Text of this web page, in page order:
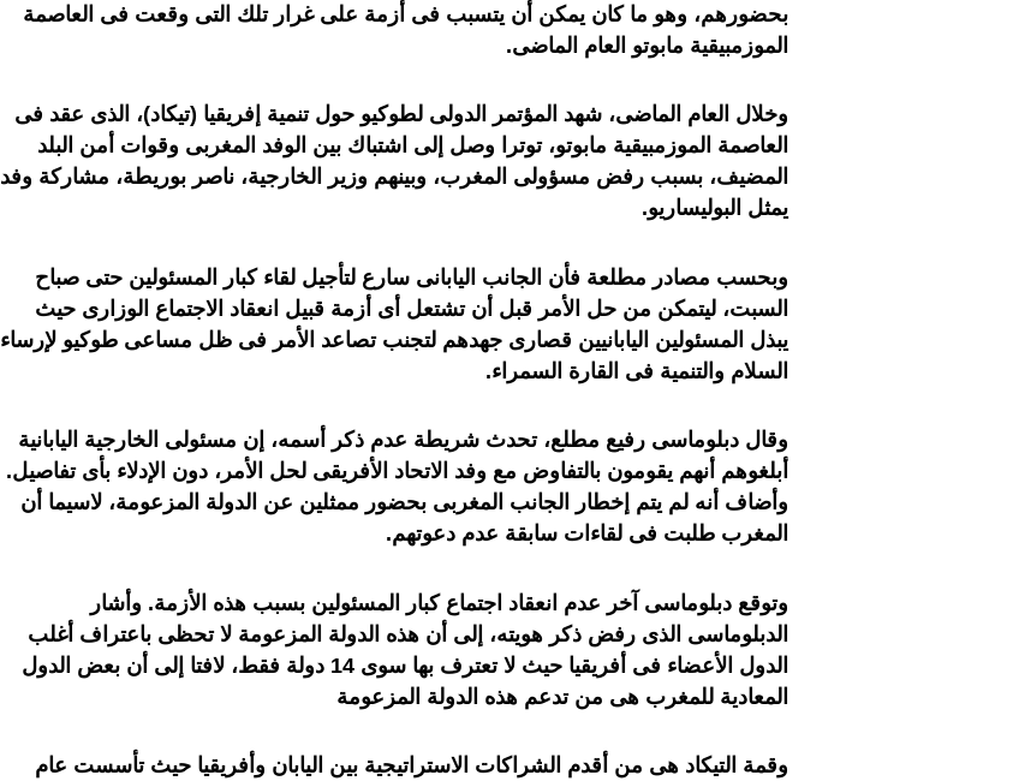
بحضورهم، وهو ما كان يمكن أن يتسبب فى أزمة على غرار تلك التى وقعت فى العاصمة
الموزمبيقية مابوتو العام الماضى.
وخلال العام الماضى، شهد المؤتمر الدولى لطوكيو حول تنمية إفريقيا (تيكاد)، الذى عقد فى
العاصمة الموزمبيقية مابوتو، توترا وصل إلى اشتباك بين الوفد المغربى وقوات أمن البلد
المضيف، بسبب رفض مسؤولى المغرب، وبينهم وزير الخارجية، ناصر بوريطة، مشاركة وفد
يمثل البوليساريو.
وبحسب مصادر مطلعة فأن الجانب اليابانى سارع لتأجيل لقاء كبار المسئولين حتى صباح
السبت، ليتمكن من حل الأمر قبل أن تشتعل أى أزمة قبيل انعقاد الاجتماع الوزارى حيث
يبذل المسئولين اليابانيين قصارى جهدهم لتجنب تصاعد الأمر فى ظل مساعى طوكيو لإرساء
السلام والتنمية فى القارة السمراء.
وقال دبلوماسى رفيع مطلع، تحدث شريطة عدم ذكر أسمه، إن مسئولى الخارجية اليابانية
أبلغوهم أنهم يقومون بالتفاوض مع وفد الاتحاد الأفريقى لحل الأمر، دون الإدلاء بأى تفاصيل.
وأضاف أنه لم يتم إخطار الجانب المغربى بحضور ممثلين عن الدولة المزعومة، لاسيما أن
المغرب طلبت فى لقاءات سابقة عدم دعوتهم.
وتوقع دبلوماسى آخر عدم انعقاد اجتماع كبار المسئولين بسبب هذه الأزمة. وأشار
الدبلوماسى الذى رفض ذكر هويته، إلى أن هذه الدولة المزعومة لا تحظى باعتراف أغلب
الدول الأعضاء فى أفريقيا حيث لا تعترف بها سوى 14 دولة فقط، لافتا إلى أن بعض الدول
المعادية للمغرب هى من تدعم هذه الدولة المزعومة
وقمة التيكاد هى من أقدم الشراكات الاستراتيجية بين اليابان وأفريقيا حيث تأسست عام